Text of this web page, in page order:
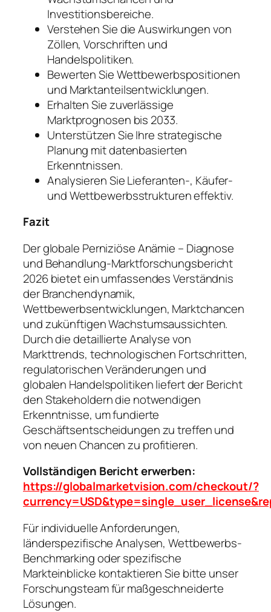
Investitionsbereiche.
Verstehen Sie die Auswirkungen von
Zöllen, Vorschriften und
Handelspolitiken.
Bewerten Sie Wettbewerbspositionen
und Marktanteilsentwicklungen.
Erhalten Sie zuverlässige
Marktprognosen bis 2033.
Unterstützen Sie Ihre strategische
Planung mit datenbasierten
Erkenntnissen.
Analysieren Sie Lieferanten-, Käufer-
und Wettbewerbsstrukturen effektiv.
Fazit
Der globale Perniziöse Anämie – Diagnose
und Behandlung-Marktforschungsbericht
2026 bietet ein umfassendes Verständnis
der Branchendynamik,
Wettbewerbsentwicklungen, Marktchancen
und zukünftigen Wachstumsaussichten.
Durch die detaillierte Analyse von
Markttrends, technologischen Fortschritten,
regulatorischen Veränderungen und
globalen Handelspolitiken liefert der Bericht
den Stakeholdern die notwendigen
Erkenntnisse, um fundierte
Geschäftsentscheidungen zu treffen und
von neuen Chancen zu profitieren.
Vollständigen Bericht erwerben:
https://globalmarketvision.com/checkout/?
Für individuelle Anforderungen,
länderspezifische Analysen, Wettbewerbs-
Benchmarking oder spezifische
Markteinblicke kontaktieren Sie bitte unser
Forschungsteam für maßgeschneiderte
Lösungen.